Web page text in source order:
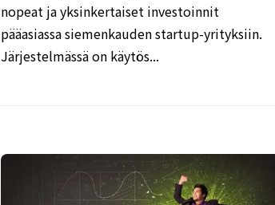
nopeat ja yksinkertaiset investoinnit
pääasiassa siemenkauden startup-yrityksiin.
Järjestelmässä on käytös...